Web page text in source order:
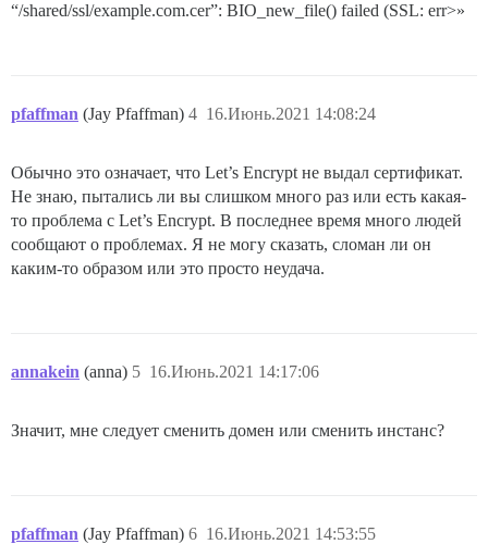
“/shared/ssl/example.com.cer”: BIO_new_file() failed (SSL: err>»
pfaffman (Jay Pfaffman) 16.Июнь.2021 14:08:24
4
Обычно это означает, что Let’s Encrypt не выдал сертификат.
Не знаю, пытались ли вы слишком много раз или есть какая-
то проблема с Let’s Encrypt. В последнее время много людей
сообщают о проблемах. Я не могу сказать, сломан ли он
каким-то образом или это просто неудача.
annakein (anna) 16.Июнь.2021 14:17:06
5
Значит, мне следует сменить домен или сменить инстанс?
pfaffman (Jay Pfaffman) 16.Июнь.2021 14:53:55
6